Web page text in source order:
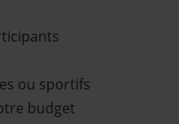
ou sportifs
budget